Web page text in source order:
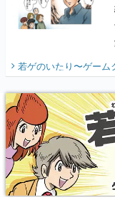
若ゲのいたり〜ゲー
X
Discord